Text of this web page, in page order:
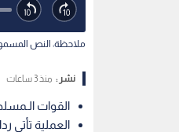
ملاحظة: النص
نشر : منذ 3 ساعات
القوات
العملية